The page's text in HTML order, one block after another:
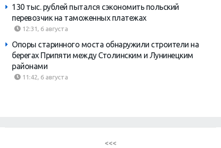
130 тыс. рублей пытался сэкономить польский
перевозчик на таможенных платежах
12:31, 6 августа
Опоры старинного моста обнаружили строители на
берегах Припяти между Столинским и Лунинецким
районами
11:42, 6 августа
<<<